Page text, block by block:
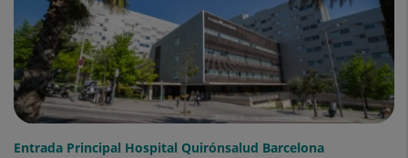
Entrada Principal Hospital Quirónsalud Barcelona